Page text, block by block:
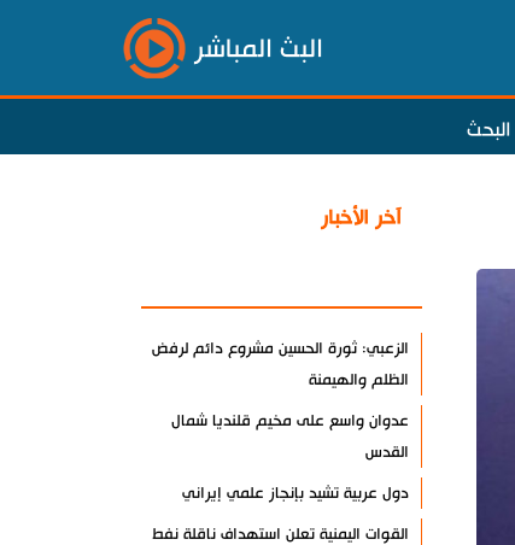
البث المباشر
البحث
آخر الأخبار
الزعبي: ثورة الحسين مشروع دائم لرفض
الظلم والهيمنة
عدوان واسع على مخيم قلنديا شمال
القدس
دول عربية تشيد بإنجاز علمي إيراني
القوات اليمنية تعلن استهداف ناقلة نفط